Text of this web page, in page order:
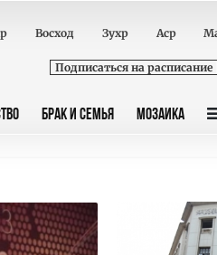
Восход Зухр Аср
Подписаться на расписание
БРАК И СЕМЬЯ МОЗАИКА